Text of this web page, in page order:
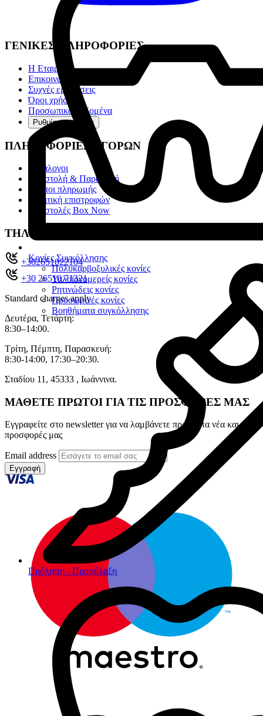
Κονίες Συγκόλλησης
Πολυκαρβοξυλικές κονίες
Υαλοϊονομερείς κονίες
Ρητινώδεις κονίες
Προσωρινές κονίες
Βοηθήματα συγκόλλησης
Πρόληψη - Προφύλαξη
ΓΕΝΙΚΕΣ ΠΛΗΡΟΦΟΡΙΕΣ
Η Εταιρία
Επικοινωνία
Συχνές ερωτήσεις
Όροι χρήσης
Προσωπικά Δεδομένα
Ρυθμίσεις cookies
ΠΛΗΡΟΦΟΡΙΕΣ ΑΓΟΡΩΝ
Κατάλογοι
Αποστολή & Παραλαβή
Τρόποι πληρωμής
Πολιτική επιστροφών
Αποστολές Box Now
ΤΗΛ. ΚΕΝΤΡΟ
+302651022104
+30 26510 71321
Standard charges apply
Δευτέρα, Τετάρτη:
8:30–14:00.
Τρίτη, Πέμπτη, Παρασκευή:
8:30-14:00, 17:30–20:30.
Σταδίου 11, 45333 , Ιωάννινα.
ΜΑΘΕΤΕ ΠΡΩΤΟΙ ΓΙΑ ΤΙΣ ΠΡΟΣΦΟΡΕΣ ΜΑΣ
Εγγραφείτε στο newsletter για να λαμβάνετε πρώτοι τα νέα και τις
προσφορές μας
Email address
Εγγραφή